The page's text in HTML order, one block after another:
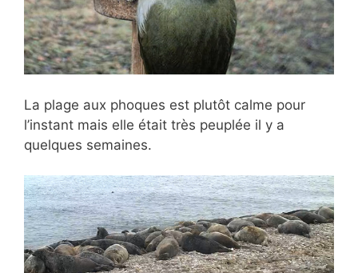
La plage aux phoques est plutôt calme pour
l’instant mais elle était très peuplée il y a
quelques semaines.